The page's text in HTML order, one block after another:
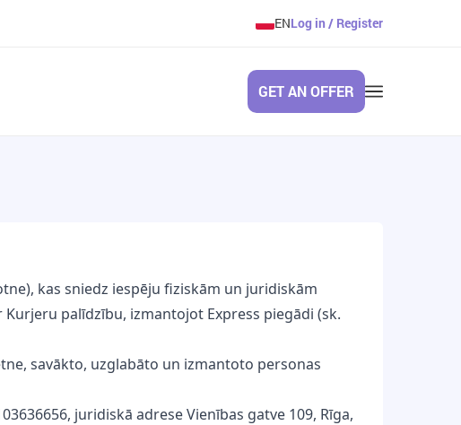
ENLog in / Register
GET AN OFFER
kas sniedz iespēju fiziskām un juridiskām
palīdzību, izmantojot Express piegādi (sk.
savākto, uzglabāto un izmantoto personas
juridiskā adrese Vienības gatve 109, Rīga,